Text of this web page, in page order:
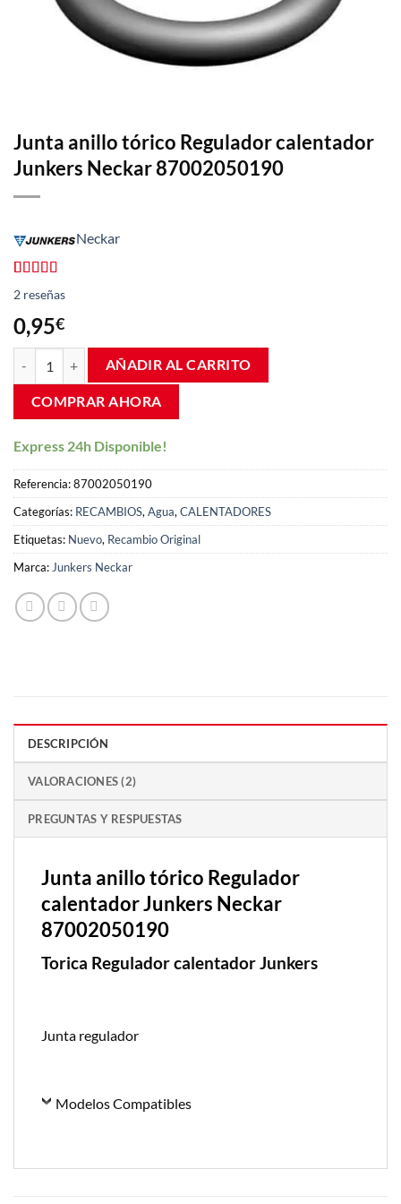
Junta anillo tórico Regulador calentador
Junkers Neckar 87002050190
Neckar
Valorado
con4.50
de 5 en
base a
2
valoraciones
de clientes
2 reseñas
0,95€
Junta anillo tórico Regulador calentador Junkers Neckar
AÑADIR AL CARRITO
COMPRAR AHORA
Express 24h Disponible!
Referencia:87002050190
Categorías: RECAMBIOS,Agua,CALENTADORES
Etiquetas: Nuevo, Recambio Original
Marca:Junkers Neckar
DESCRIPCIÓN
VALORACIONES (2)
PREGUNTAS Y RESPUESTAS
Junta anillo tórico Regulador
calentador Junkers Neckar
87002050190
Torica Regulador calentador Junkers
Junta regulador
Modelos Compatibles